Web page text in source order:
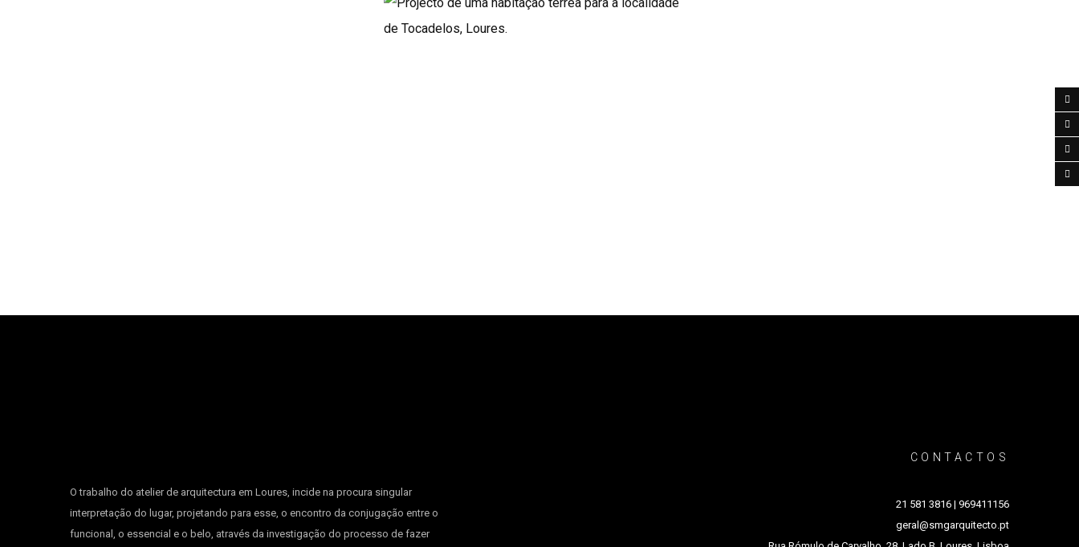
O trabalho do atelier de arquitectura em Loures, incide na procura singular
interpretação do lugar, projetando para esse, o encontro da conjugação entre o
funcional, o essencial e o belo, através da investigação do processo de fazer
CONTACTOS
21 581 3816 | 969411156
geral@smgarquitecto.pt